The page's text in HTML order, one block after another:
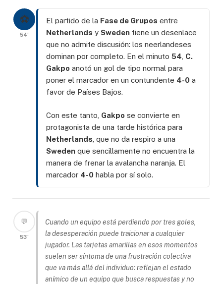
⚽
54'
El partido de la Fase de Grupos entre
Netherlands y Sweden tiene un desenlace
que no admite discusión: los neerlandeses
dominan por completo. En el minuto 54 C.
Gakpo anotó un gol de tipo normal para
poner el marcador en un contundente 4-0 a
favor de Países Bajos.
Con este tanto, Gakpo se convierte en
protagonista de una tarde histórica para
Netherlands , que no da respiro a una
Sweden que sencillamente no encuentra la
manera de frenar la avalancha naranja. El
marcador 4-0 habla por sí solo.
💬
53'
Cuando un equipo está perdiendo por tres goles,
la desesperación puede traicionar a cualquier
jugador. Las tarjetas amarillas en esos momentos
suelen ser síntoma de una frustración colectiva
que va más allá del individuo: reflejan el estado
anímico de un equipo que busca respuestas y no